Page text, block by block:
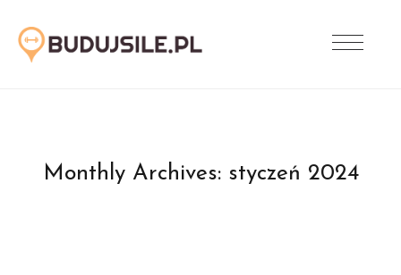
Monthly Archives: styczeń 2024